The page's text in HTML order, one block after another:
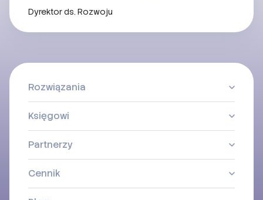
Dyrektor ds. Rozwoju
Rozwiązania
Księgowi
Partnerzy
Cennik